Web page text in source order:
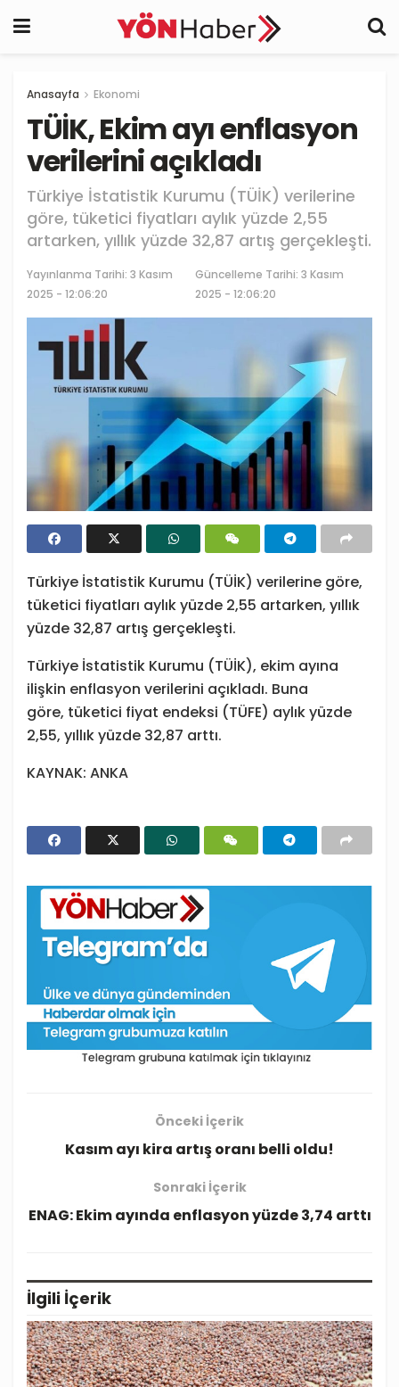
Anasayfa Ekonomi
TÜİK, Ekim ayı enflasyon
verilerini açıkladı
Türkiye İstatistik Kurumu (TÜİK) verilerine
göre, tüketici fiyatları aylık yüzde 2,55
artarken, yıllık yüzde 32,87 artış gerçekleşti.
Yayınlanma Tarihi: 3 Kasım
2025 - 12:06:20
Güncelleme Tarihi: 3 Kasım
2025 - 12:06:20
Türkiye İstatistik Kurumu (TÜİK) verilerine göre,
tüketici fiyatları aylık yüzde 2,55 artarken, yıllık
yüzde 32,87 artış gerçekleşti.
Türkiye İstatistik Kurumu (TÜİK), ekim ayına
ilişkin enflasyon verilerini açıkladı. Buna
göre, tüketici fiyat endeksi (TÜFE) aylık yüzde
2,55, yıllık yüzde 32,87 arttı.
KAYNAK: ANKA
Önceki İçerik
Kasım ayı kira artış oranı belli oldu!
Sonraki İçerik
ENAG: Ekim ayında enflasyon yüzde 3,74 arttı
İlgili İçerik